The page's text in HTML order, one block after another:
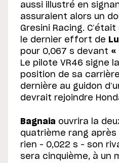
aussi illustré en
assuraient alors un
Gresini Racing.
le dernier effort de
pour 0,067 s devant «
Le pilote VR46 signe
position de sa
dernière au guidon
devrait rejoindre
Bagnaia ouvrira la
quatrième rang après
rien – 0,022 s – son
sera cinquième, à un